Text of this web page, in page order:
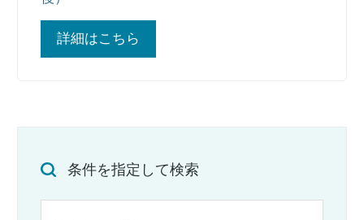
詳細はこちら
条件を指定して検索